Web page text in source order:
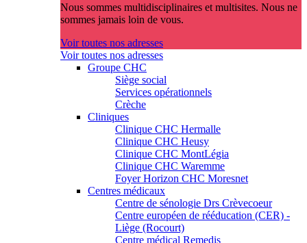
Nous sommes multidisciplinaires et multisites. Nous ne
sommes jamais loin de vous.
Voir toutes nos adresses
Voir toutes nos adresses
Groupe CHC
Siège social
Services opérationnels
Crèche
Cliniques
Clinique CHC Hermalle
Clinique CHC Heusy
Clinique CHC MontLégia
Clinique CHC Waremme
Foyer Horizon CHC Moresnet
Centres médicaux
Centre de sénologie Drs Crèvecoeur
Centre européen de rééducation (CER) -
Liège (Rocourt)
Centre médical Remedis